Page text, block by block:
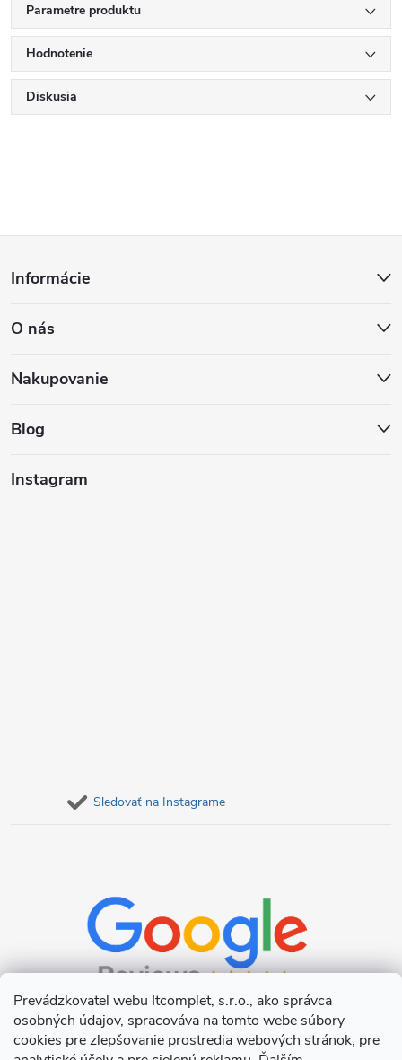
Prevádzkovateľ webu Itcomplet, s.r.o., ako správca
osobných údajov, spracováva na tomto webe súbory
cookies pre zlepšovanie prostredia webových stránok, pre
Parametre produktu
Hodnotenie
Diskusia
p
ä
Informácie
O nás
Nakupovanie
Blog
Instagram
Sledovať na Instagrame